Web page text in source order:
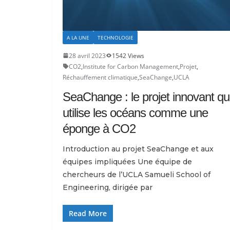
A LA UNE TECHNOLOGIE
28 avril 2023
1542 Views
CO2,Institute for Carbon Management,Projet,
Réchauffement climatique,SeaChange,UCLA
SeaChange : le projet innovant
utilise les océans comme une
éponge à CO2
Introduction au projet SeaChange et aux
équipes impliquées Une équipe de
chercheurs de l’UCLA Samueli School of
Engineering, dirigée par
Read More